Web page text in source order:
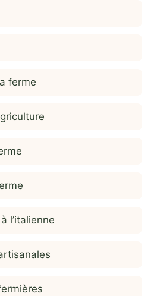
ferme
l’italienne